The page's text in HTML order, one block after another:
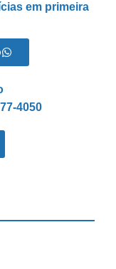
em primeira
4050